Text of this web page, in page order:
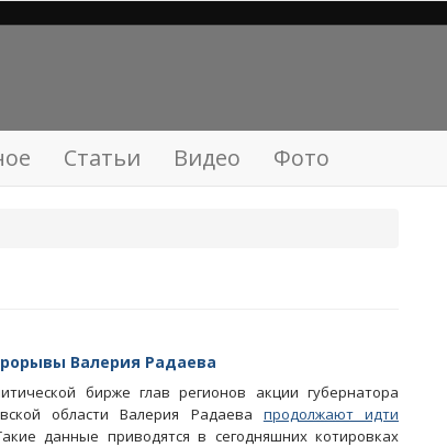
Статьи Видео Фото
Валерия Радаева
бирже глав регионов акции губернатора
области Валерия Радаева продолжают идти
данные приводятся в сегодняшних котировках